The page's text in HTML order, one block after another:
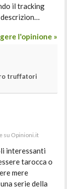
il tracking
l'opinione »
truffatori
su Opinioni.it
interessanti
tarocca o
mere
serie della